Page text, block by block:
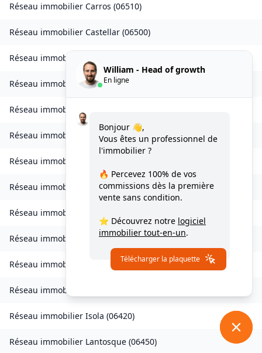
Réseau immobilier Carros (06510)
Réseau immobilier Castellar (06500)
Réseau immobilier
Réseau immobilierChâteauneuf-d'Entraunes
Réseau immobilier
Réseau immobilier Drap(06340)
Réseau immobilier
Réseau immobilier Gattières(06510
Réseau immobilier
Réseau immobilier Gilette(06830)
Réseau immobilier Gorbio 06500)
Réseau immobilier
Réseau immobilier Isola (06420)
Réseau immobilier Lantosque (06450)
William - Head of growth
En ligne
Bonjour 👋,
Vous êtes un professionnel de
l'immobilier ?
🔥 Percevez 100% de vos
commissions dès la première
vente sans condition.
⭐ Découvrez notre logiciel
immobilier tout-en-un.
Télécharger la plaquette